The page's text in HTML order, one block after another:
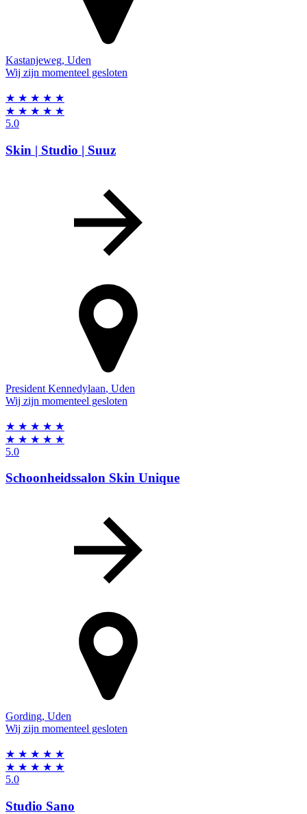
Kastanjeweg, Uden
Wij zijn momenteel gesloten
★ ★ ★ ★ ★
★ ★ ★ ★ ★
5.0
Skin | Studio | Suuz
President Kennedylaan, Uden
Wij zijn momenteel gesloten
★ ★ ★ ★ ★
★ ★ ★ ★ ★
5.0
Schoonheidssalon Skin Unique
Gording, Uden
Wij zijn momenteel gesloten
★ ★ ★ ★ ★
★ ★ ★ ★ ★
5.0
Studio Sano